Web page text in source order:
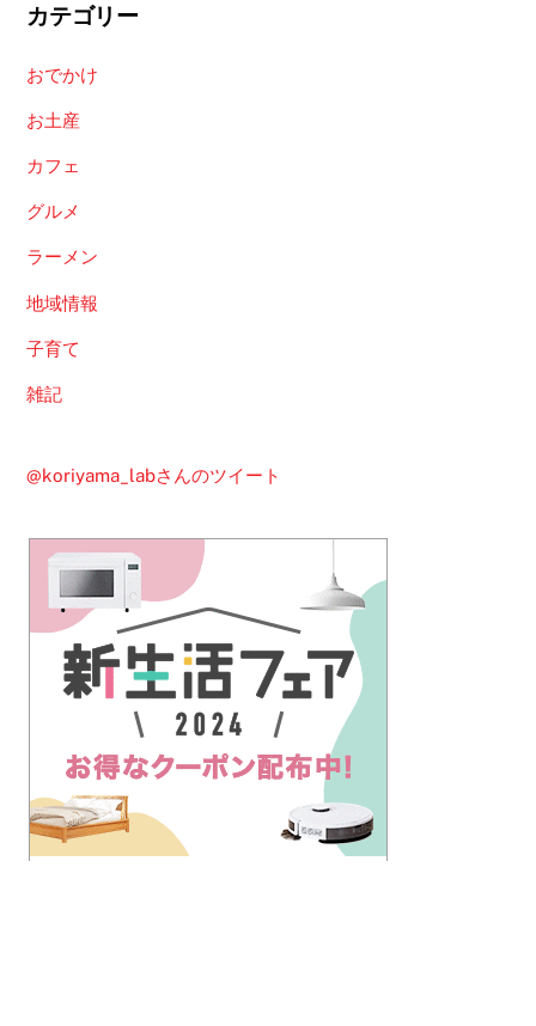
カテゴリー
おでかけ
お土産
カフェ
グルメ
ラーメン
地域情報
子育て
雑記
@koriyama_labさんのツイート